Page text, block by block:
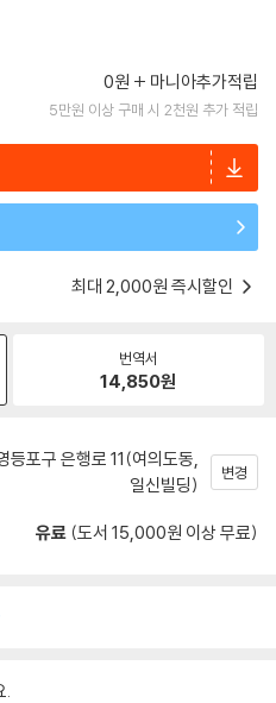
0원 마니아추가적립
5만원 이상 구매 시 2천원 추가 적립
최대 2,000원 즉시할인
번역서
14,850원
등포구 은행로 11(여의도동,
일신빌딩)
변경
유료 (도서 15,000원 이상 무료)
.